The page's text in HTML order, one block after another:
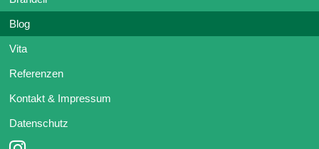
Blog
Vita
Referenzen
Kontakt & Impressum
Datenschutz